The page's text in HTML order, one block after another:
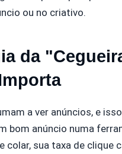
ou no criativo.
da
a ver anúncios, e
bom anúncio numa
colar, sua taxa de clique